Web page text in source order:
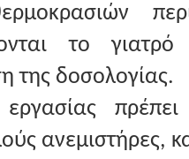
το
της δοσολογίας.
πρέπει
ανεμιστήρες,